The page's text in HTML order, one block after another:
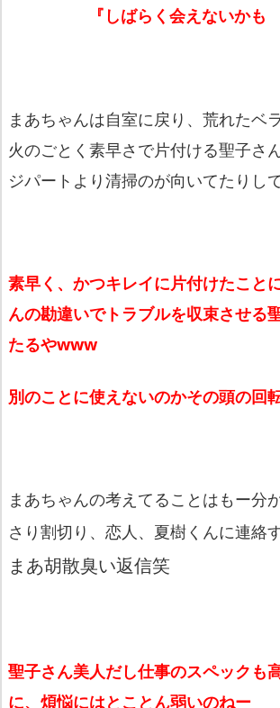
『しばらく会えないかも
まあちゃんは自室に戻り、荒れたベ
火のごとく素早さで片付ける聖子さ
ジパートより清掃のが向いてたりし
素早く、かつキレイに片付けたこと
んの勘違いでトラブルを収束させる
たるやwww
別のことに使えないのかその頭の回
まあちゃんの考えてることはもー分
さり割切り、恋人、夏樹くんに連絡す
まあ胡散臭い返信笑
聖子さん美人だし仕事のスペックも
に、煩悩にはとことん弱いのねー